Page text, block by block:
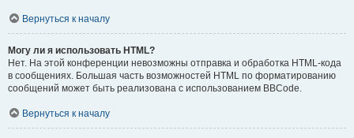
Вернуться к началу
Могу ли я использовать HTML?
Нет. На этой конференции невозможны отправка и обработка HTML-кода
в сообщениях. Большая часть возможностей HTML по форматированию
сообщений может быть реализована с использованием BBCode.
Вернуться к началу